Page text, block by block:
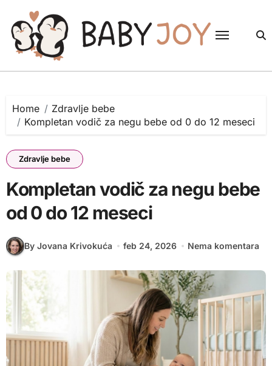
content
Home
Zdravlje bebe
Kompletan vodič za negu bebe od 0 do 12 meseci
Zdravlje bebe
Kompletan vodič za negu bebe
od 0 do 12 meseci
By Jovana Krivokuća feb 24, 2026 Nema komentara